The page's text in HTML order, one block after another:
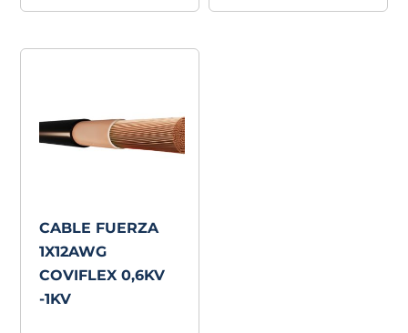
CABLE FUERZA
1X12AWG
COVIFLEX 0,6KV
-1KV